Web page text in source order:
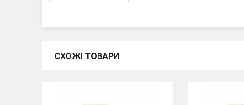
СХОЖІ ТОВАРИ